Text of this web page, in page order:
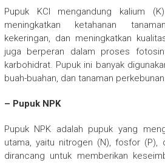
Pupuk KCl mengandung kalium
meningkatkan ketahanan
kekeringan, dan meningkatkan
juga berperan dalam proses
karbohidrat. Pupuk ini banyak
buah-buahan, dan tanaman
– Pupuk NPK
Pupuk NPK adalah pupuk yang
utama, yaitu nitrogen (N), fosfor (P),
dirancang untuk memberikan